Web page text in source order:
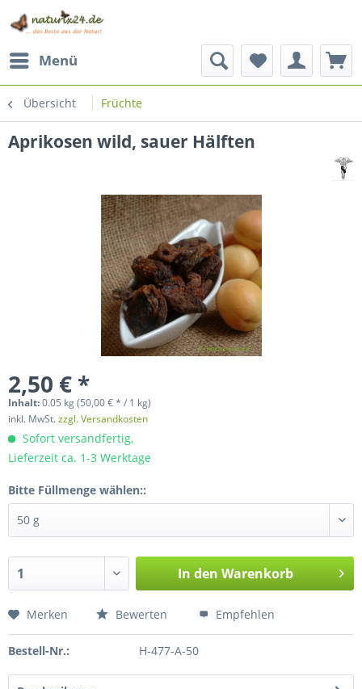
Menü
Übersicht Früchte
Aprikosen wild, sauer Hälften
2,50 € *
Inhalt:0.05 kg (50,00 € * / 1 kg)
inkl. MwSt.zzgl. Versandkosten
Sofort versandfertig,
Lieferzeit ca. 1-3 Werktage
Bitte Füllmenge wählen::
In den Warenkorb
Merken Bewerten Empfehlen
Bestell-Nr.: H-477-A-50